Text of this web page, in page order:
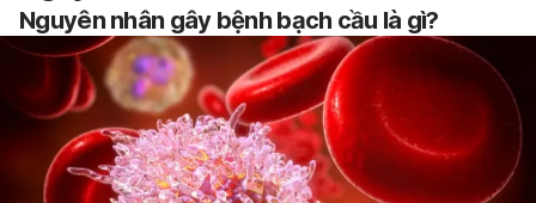
Nguyên nhân gây bệnh bạch cầu là gì?